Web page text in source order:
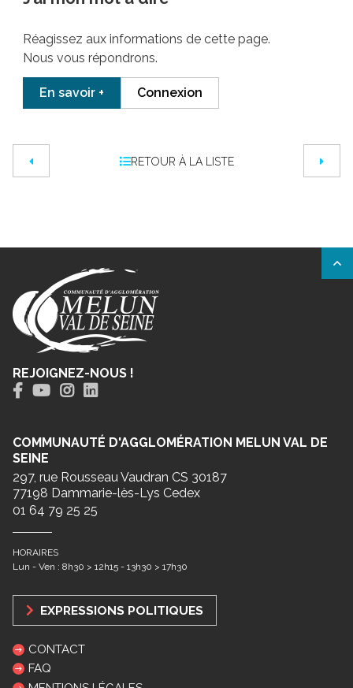
Réagissez aux informations de cette page.
Nous vous répondrons.
En savoir + Connexion
RETOUR À LA LISTE
REJOIGNEZ-NOUS !
COMMUNAUTÉ D'AGGLOMÉRATION MELUN VAL DE
SEINE
297, rue Rousseau Vaudran CS 30187
77198 Dammarie-lès-Lys Cedex
01 64 79 25 25
HORAIRES
Lun - Ven : 8h30 > 12h15 - 13h30 > 17h30
EXPRESSIONS POLITIQUES
CONTACT
FAQ